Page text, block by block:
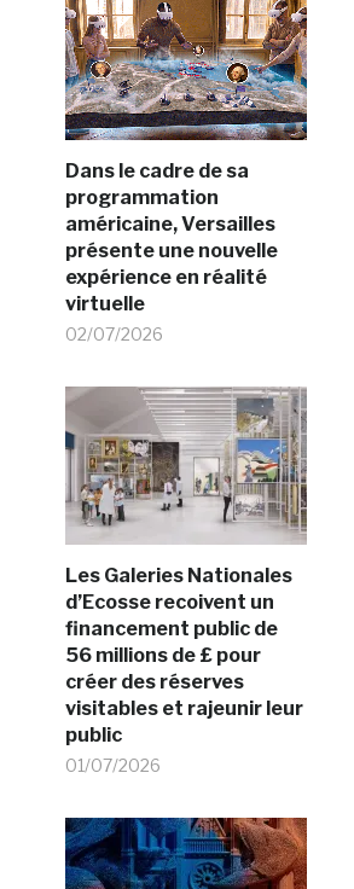
Dans le cadre de sa
programmation
américaine, Versailles
présente une nouvelle
expérience en réalité
virtuelle
02/07/2026
Les Galeries Nationales
d’Ecosse recoivent un
financement public de
56 millions de £ pour
créer des réserves
visitables et rajeunir leur
public
01/07/2026